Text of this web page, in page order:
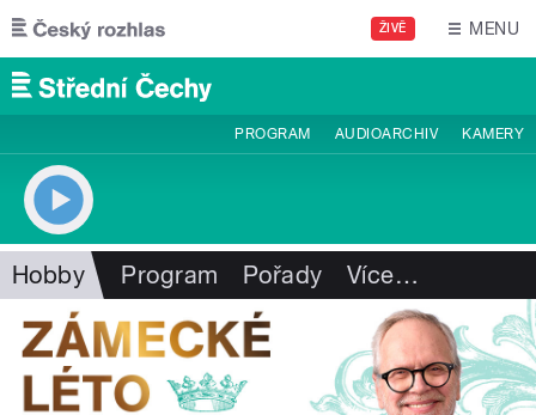
Přejít k hlavnímu obsahu
ŽIVĚ MENU
PROGRAM AUDIOARCHIV KAMERY
Hobby Program Pořady Více…